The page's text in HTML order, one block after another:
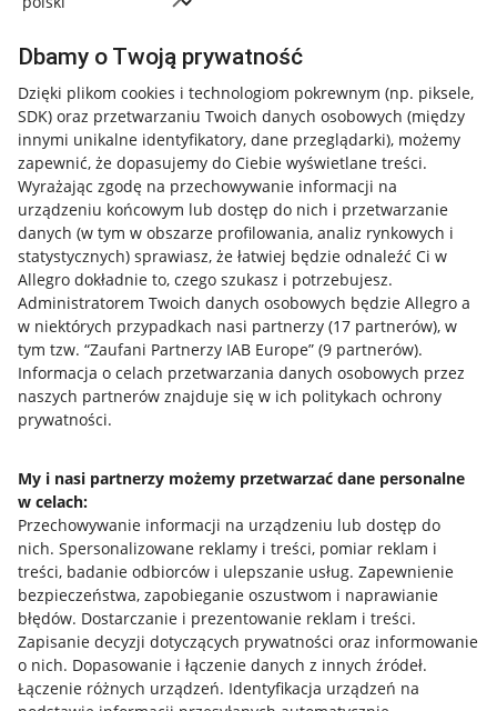
Dbamy o Twoją prywatność
Dzięki plikom cookies i technologiom pokrewnym (np. piksele,
SDK) oraz przetwarzaniu Twoich danych osobowych (między
innymi unikalne identyfikatory, dane przeglądarki), możemy
zapewnić, że dopasujemy do Ciebie wyświetlane treści.
Wyrażając zgodę na przechowywanie informacji na
urządzeniu końcowym lub dostęp do nich i przetwarzanie
danych (w tym w obszarze profilowania, analiz rynkowych i
statystycznych) sprawiasz, że łatwiej będzie odnaleźć Ci w
Allegro dokładnie to, czego szukasz i potrzebujesz.
Administratorem Twoich danych osobowych będzie Allegro a
w niektórych przypadkach nasi partnerzy (17 partnerów), w
tym tzw. “Zaufani Partnerzy IAB Europe” (9 partnerów).
Informacja o celach przetwarzania danych osobowych przez
naszych partnerów znajduje się w ich politykach ochrony
prywatności.
My i nasi partnerzy możemy przetwarzać dane personalne
w celach:
Przechowywanie informacji na urządzeniu lub dostęp do
nich. Spersonalizowane reklamy i treści, pomiar reklam i
treści, badanie odbiorców i ulepszanie usług. Zapewnienie
bezpieczeństwa, zapobieganie oszustwom i naprawianie
błędów. Dostarczanie i prezentowanie reklam i treści.
Zapisanie decyzji dotyczących prywatności oraz informowanie
o nich. Dopasowanie i łączenie danych z innych źródeł.
Łączenie różnych urządzeń. Identyfikacja urządzeń na
Nawigacja
Przydatne informacje
Jak to działa
Napisz do nas
Allegro Gadane dla sprzedających
Allegro Gadane dla kupujących
Mapa miejscowości
Informacje prawne
Regulamin
Polityka plików "cookies"
Ustawienia plików "cookies"